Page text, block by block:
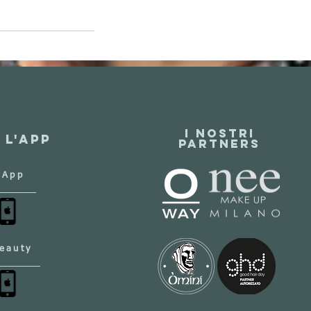
l'app I NOSTRI
PARTNERS